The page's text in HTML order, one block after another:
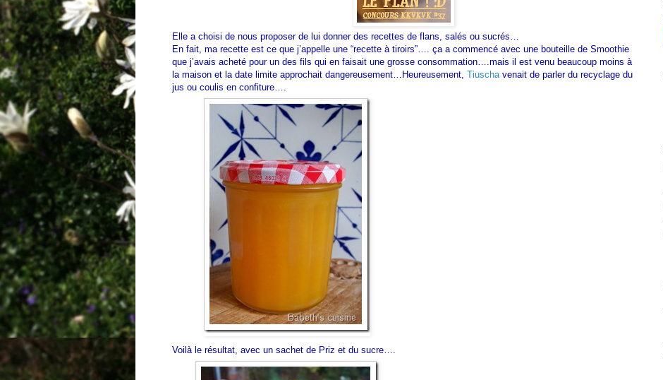
Elle a choisi de nous proposer de lui donner des recettes de flans, salés ou sucrés…
En fait, ma recette est ce que j’appelle une “recette à tiroirs”…. ça a commencé avec une bouteille de Smoothie
que j’avais acheté pour un des fils qui en faisait une grosse consommation….mais il est venu beaucoup moins à
la maison et la date limite approchait dangereusement…Heureusement, Tiuscha venait de parler du recyclage du
jus ou coulis en confiture….
Voilà le résultat, avec un sachet de Priz et du sucre….